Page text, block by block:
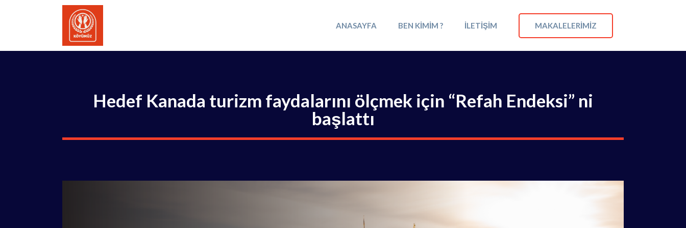
ANASAYFA BEN KIMIM ? İLETIŞIM MAKALELERIMIZ
Hedef Kanada turizm faydalarını ölçmek için “Refah Endeksi” ni
başlattı